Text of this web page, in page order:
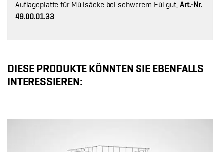
Auflageplatte für Müllsäcke bei schwerem Füllgut, Art.-Nr.
49.00.01.33
DIESE PRODUKTE KÖNNTEN SIE EBENFALLS
INTERESSIEREN: